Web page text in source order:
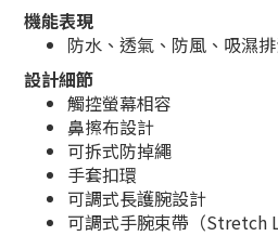
機能表現
防水、透氣、防風、吸濕
設計細節
觸控螢幕相容
鼻擦布設計
可拆式防掉繩
手套扣環
可調式長護腕設計
可調式手腕束帶（Stretch